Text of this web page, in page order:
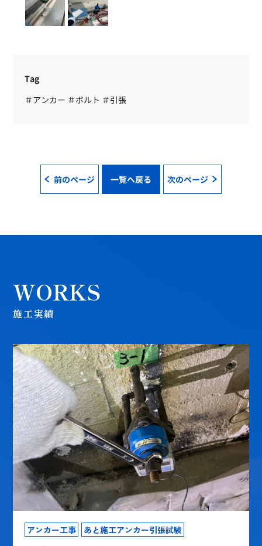
Tag
＃アンカー ＃ボルト ＃引張
前のページ 一覧へ戻る 次のページ
WORKS
施工実績
アンカー工事
あと施工アンカー引張試験